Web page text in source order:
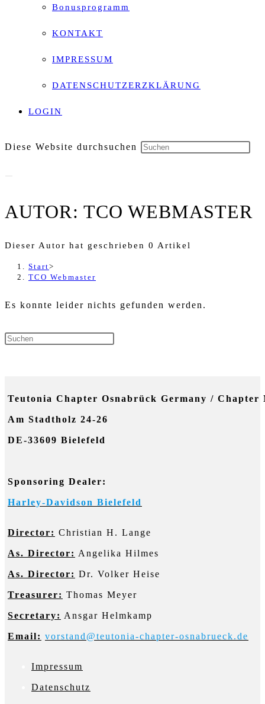
Bonusprogramm
KONTAKT
IMPRESSUM
DATENSCHUTZERZKLÄRUNG
LOGIN
Diese Website durchsuchen
AUTOR: TCO WEBMASTER
Dieser Autor hat geschrieben 0 Artikel
Start>
TCO Webmaster
Es konnte leider nichts gefunden werden.
Teutonia Chapter Osnabrück Germany / Chapter
Am Stadtholz 24-26
DE-33609 Bielefeld
Sponsoring Dealer:
Harley-Davidson Bielefeld
Director: Christian H. Lange
As. Director: Angelika Hilmes
As. Director: Dr. Volker Heise
Treasurer: Thomas Meyer
Secretary: Ansgar Helmkamp
Email: vorstand@teutonia-chapter-osnabrueck.de
Impressum
Datenschutz